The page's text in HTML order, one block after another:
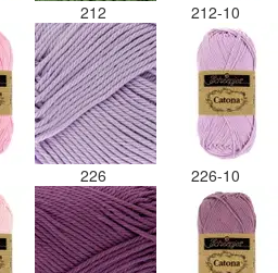
212 212-10
226 226-10